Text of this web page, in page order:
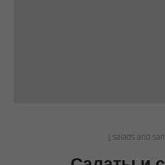
[ salads and